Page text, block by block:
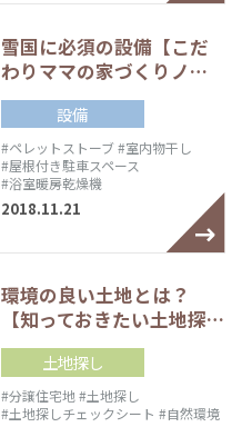
雪国に必須の設備【こだ
わりママの家づくりノ…
設備
#ペレットストーブ#室内物干し
#屋根付き駐車スペース
#浴室暖房乾燥機
2018.11.21
環境の良い土地とは？
【知っておきたい土地探…
土地探し
#分譲住宅地#土地探し
#土地探しチェックシート #自然環境